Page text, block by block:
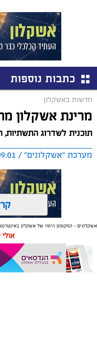
כתבות נוספות
חדשות באשקלון
מרינת אשקלון
תוכנית לשדרוג
מערכת "אשקלונים" / 09:01 04.08.26
תגים:אשקלון, מרינה
החברה הכלכלית הציגה
תוכנית השקעה מקיפה
אשקלונים - המקומון היומי של אשקלון באינטרנט